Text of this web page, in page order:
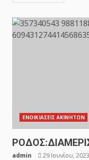
ΕΝΟΙΚΙΑΣΕΙΣ ΑΚΙΝΗΤΩΝ
admin 29 Ιουνίου, 2023